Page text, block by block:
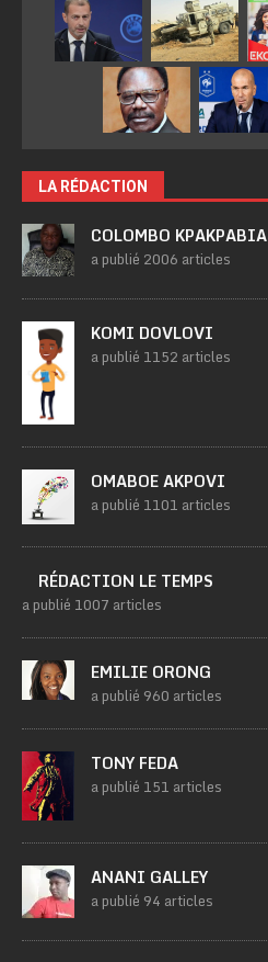
LA RÉDACTION
COLOMBO KPAKPABIA
a publié 2006 articles
KOMI DOVLOVI
a publié 1152 articles
OMABOE AKPOVI
a publié 1101 articles
RÉDACTION LE TEMPS
a publié 1007 articles
EMILIE ORONG
a publié 960 articles
TONY FEDA
a publié 151 articles
ANANI GALLEY
a publié 94 articles